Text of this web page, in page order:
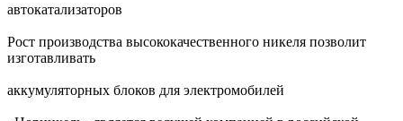
автокатализаторов
Рост производства высококачественного никеля позволит
изготавливать
аккумуляторных блоков для электромобилей